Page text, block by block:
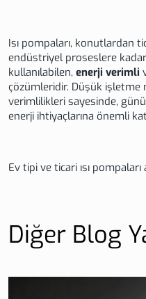
Isı pompaları, konutlardan
endüstriyel proseslere
kullanılabilen, enerji verimli
çözümleridir. Düşük işletme
verimlilikleri sayesinde,
enerji ihtiyaçlarına önemli
Ev tipi ve ticari ısı
Diğer Blog